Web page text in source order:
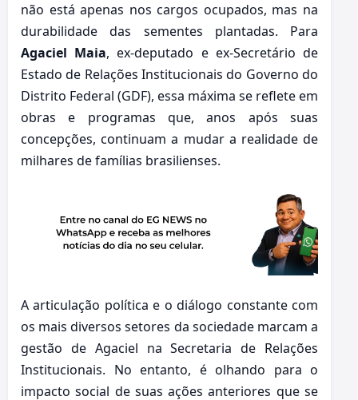
não está apenas nos cargos ocupados, mas na
durabilidade das sementes plantadas. Para
Agaciel Maia, ex-deputado e ex-Secretário de
Estado de Relações Institucionais do Governo do
Distrito Federal (GDF), essa máxima se reflete em
obras e programas que, anos após suas
concepções, continuam a mudar a realidade de
milhares de famílias brasilienses.
A articulação política e o diálogo constante com
os mais diversos setores da sociedade marcam a
gestão de Agaciel na Secretaria de Relações
Institucionais. No entanto, é olhando para o
impacto social de suas ações anteriores que se